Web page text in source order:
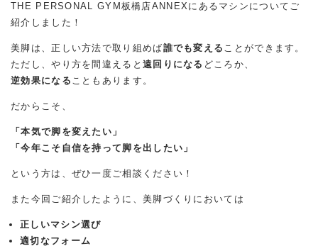
THE PERSONAL GYM板橋店ANNEXにあるマシンについてご
紹介しました！
美脚は、正しい方法で取り組めば誰でも変える ことができます。
ただし、やり方を間違えると 遠回りになる どころか、
逆効果になる こともあります。
だからこそ、
「本気で脚を変えたい」
「今年こそ自信を持って脚を出したい」
という方は、ぜひ一度ご相談ください！
また今回ご紹介したように、美脚づくりにおいては
正しいマシン選び
適切なフォーム